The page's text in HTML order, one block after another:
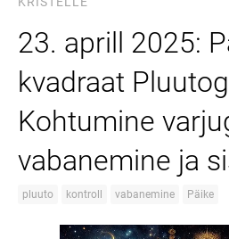
23. aprill 2025:
kvadraat
Kohtumine
vabanemine ja
pluuto kontroll vabanemine Päike